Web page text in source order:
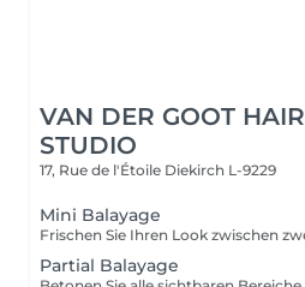
VAN DER GOOT HAIR
STUDIO
17, Rue de l'Étoile Diekirch L-9229
Mini Balayage
Partial Balayage